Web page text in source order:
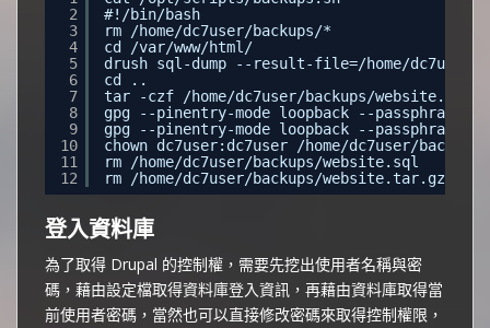
2
3
4
5
6
7
8
9
10
11
12
#!/bin/bash
rm /home/dc7user/backups/*
cd /var/www/html/
drush sql-dump --result-file=/home/dc7user/
cd ..
tar -czf /home/dc7user/backups/
gpg --pinentry-mode loopback --passphrase
gpg --pinentry-mode loopback --passphrase
chown dc7user:dc7user /home/dc7user/
rm /home/dc7user/backups/website.sql
rm /home/dc7user/backups/website.tar.gz
登入資料庫
為了取得 Drupal 的控制權，需要先挖出使用者名稱與密
碼，藉由設定檔取得資料庫登入資訊，再藉由資料庫取得當
前使用者密碼，當然也可以直接修改密碼來取得控制權限，